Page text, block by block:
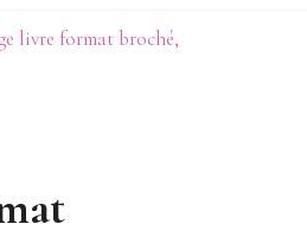
livre format broché,